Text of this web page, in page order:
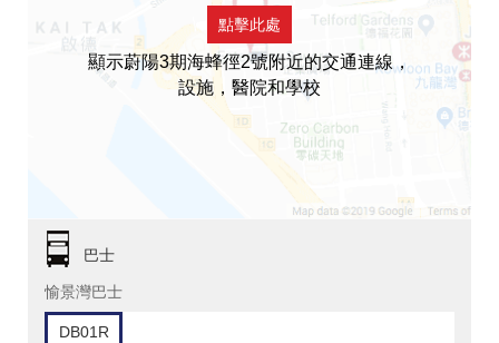
點擊此處
顯示蔚陽3期海蜂徑2號附近的交通連線，
設施，醫院和學校
巴士
愉景灣巴士
DB01R